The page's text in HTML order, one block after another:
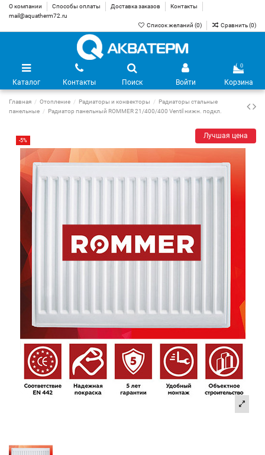
О компании Способы оплаты Доставка заказов
Контакты
mail@aquatherm72.ru
Список желаний (0) Сравнить (0)
Каталог Контакты Поиск Войти
0
Корзина
Главная Отопление Радиаторы и конвекторы
Радиаторы стальные
панельные
Радиатор панельный ROMMER 21/400/400 Ventil нижн. подкл.
-5%
Лучшая цена